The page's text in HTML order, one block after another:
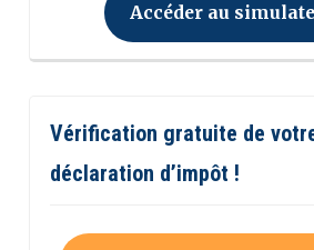
Accéder au
Vérification gratuite de
déclaration d’impôt !